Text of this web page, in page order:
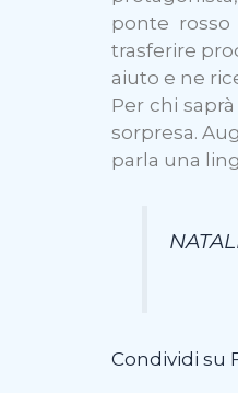
ponte
trasferire
aiuto e ne
Per chi
sorpresa.
parla una
Condividi su